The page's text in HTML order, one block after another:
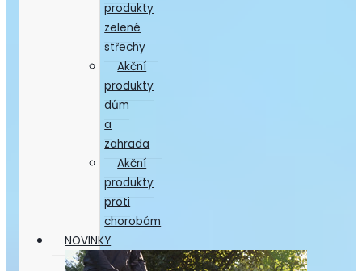
produkty
zelené
střechy
Akční
produkty
dům
a
zahrada
Akční
produkty
proti
chorobám
NOVINKY